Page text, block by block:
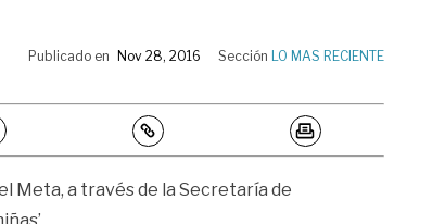
Publicado en Nov 28, 2016 Sección LO MAS RECIENTE
Meta, a través de la Secretaría de